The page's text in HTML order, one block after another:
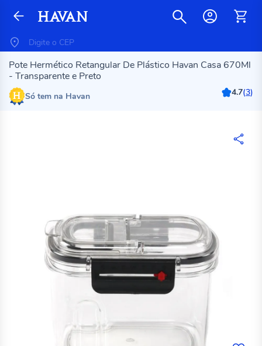
Pote Hermético Retangular De Plástico Havan Casa 670Ml
- Transparente e Preto
Só tem na Havan 4.7(3)